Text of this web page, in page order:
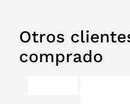
Otros
comprado